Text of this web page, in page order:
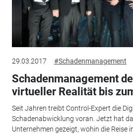
29.03.2017 #Schadenmanagement
Schadenmanagement
virtueller Realität bis
Seit Jahren treibt Control-Expert die
Schadenabwicklung voran. Jetzt hat
Unternehmen gezeigt, wohin die Reise